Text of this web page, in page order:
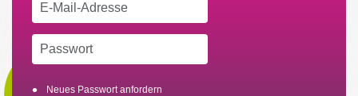
Neues Passwort anfordern